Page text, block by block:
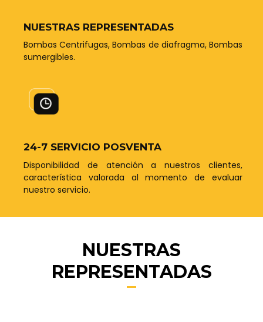
NUESTRAS REPRESENTADAS
Bombas Centrifugas, Bombas de diafragma, Bombas
sumergibles.
24-7 SERVICIO POSVENTA
Disponibilidad de atención a nuestros clientes,
característica valorada al momento de evaluar
nuestro servicio.
NUESTRAS
REPRESENTADAS